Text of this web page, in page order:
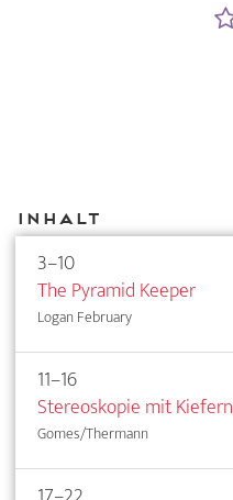
Inhalt
3–10
The Pyramid Keeper
Logan February
11–16
Stereoskopie mit Kiefern
Gomes/Thermann